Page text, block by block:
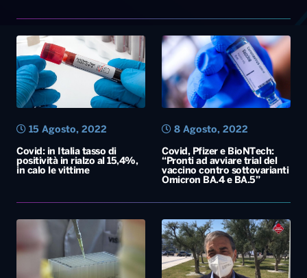
Covid: in Italia tasso di
positività in rialzo al 15,4%,
in calo le vittime
15 Agosto, 2022
Covid, Pfizer e BioNTech:
“Pronti ad avviare trial del
vaccino contro sottovarianti
Omicron BA.4 e BA.5”
8 Agosto, 2022